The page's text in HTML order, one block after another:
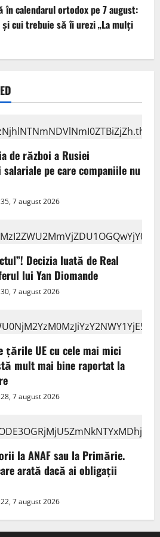
calendarul ortodox pe 7 august:
cui trebuie să îi urezi „La mulți
de război a Rusiei
pe care companiile nu
7 august 2026
Decizia luată de Real
lui Yan Diomande
7 august 2026
țările UE cu cele mai mici
mult mai bine raportat la
7 august 2026
la ANAF sau la Primărie.
arată dacă ai obligații
7 august 2026